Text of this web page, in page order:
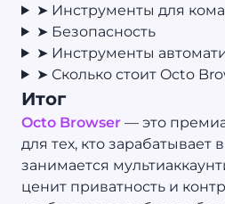
➤ Инструменты для
➤ Безопасность
➤ Инструменты
➤ Сколько стоит Octo
Итог
Octo Browser — это
для тех, кто зарабатывает
занимается
ценит приватность и